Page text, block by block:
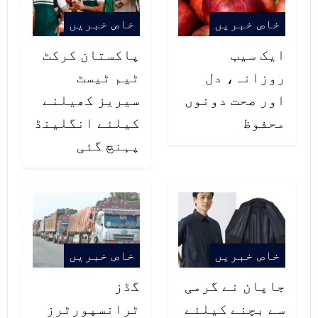
اعتراف کرکے انہیں خراج تحسین پیش
کرنا ہے۔
خاص خبریں
ایک سیب
روزانہ، دل
اور صحت دونوں
محفوظ
خاص خبریں
پاکستان کرکٹ
ٹیم ٹیسٹ
سیریز کھیلنے
کیلئے انگلینڈ
پہنچ گئی
خاص خبریں
جاپان نے گرمی
سے بچنے کیلئے
خاص خبریں
گڈز
ٹرانسپورٹرز